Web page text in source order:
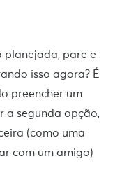
planejada, pare e
isso agora? É
preencher um
a segunda opção,
(como uma
com um amigo)